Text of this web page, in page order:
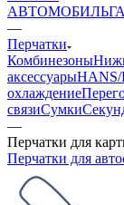
АВТОМОБИЛЬ
—
Перчатки
Комбинезоны
аксессуары
охлаждение
связиСумки
—
Перчатки для
Перчатки для